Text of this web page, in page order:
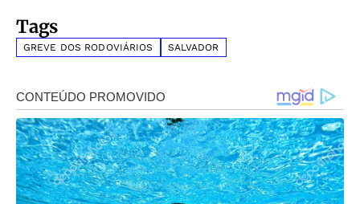
Tags
GREVE DOS RODOVIÁRIOS SALVADOR